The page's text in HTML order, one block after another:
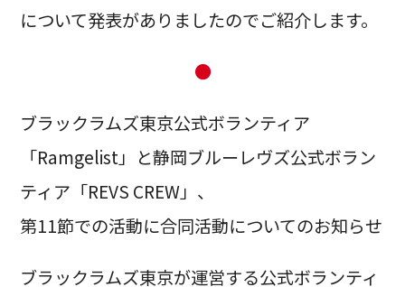
について発表がありましたのでご紹介します。
●
ブラックラムズ東京公式ボランティア
「Ramgelist」と静岡ブルーレヴズ公式ボラン
ティア「REVS CREW」、
第11節での活動に合同活動についてのお知らせ
ブラックラムズ東京が運営する公式ボランティ